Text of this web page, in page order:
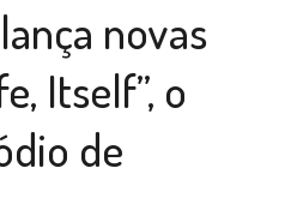
novas
Itself”, o
de